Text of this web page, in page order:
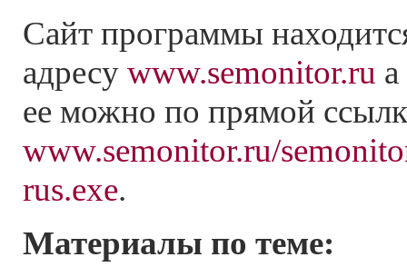
Сайт программы
адресу www.semonitor.ru а
ее можно по прямой
www.semonitor.ru/
rus.exe.
Материалы по теме: